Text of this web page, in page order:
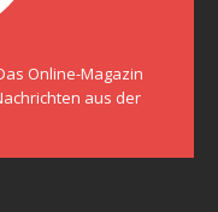
Online-Magazin
aus der